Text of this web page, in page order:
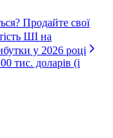
Продайте свої
ШІ на
у 2026 році
тис. доларів (і